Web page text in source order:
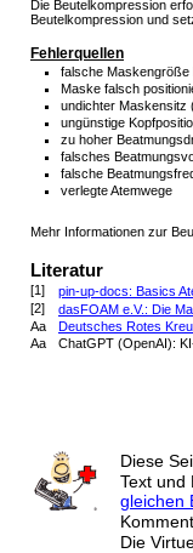
Die Beutelkompression
Beutelkompression und
Fehlerquellen
falsche Maskengröße
Maske falsch
undichter Maskensitz
ungünstige
zu hoher
falsches
falsche
verlegte Atemwege
Mehr Informationen zur
Literatur
[1] pin-up-docs: Basics
[2]
dasFOAM e.V.: Die
Aa
Deutsches Rotes
Aa
ChatGPT (OpenAI):
Diese
Text und
gleichen
Die